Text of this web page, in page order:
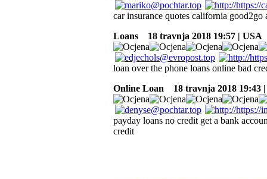
car insurance quotes california good2go
Loans
18 travnja 2018 19:57 | USA
loan over the phone loans online bad
Online Loan
18 travnja 2018 19:43
payday loans no credit get a bank
credit